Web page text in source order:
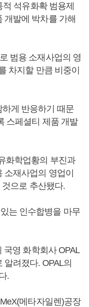
적 석유화확 범용제
개발에 박차를 가해
범용 소재사업의 영
차지할 만큼 비중이
게 반응하기 때문
스페셜티 제품 개발
화학업황의 부진과
소재사업의 영업이
으로 추산됐다.
는 인수합병을 마무
국영 화학회사 OPAL
알려졌다. OPAL의
.
메타자일렌)공장